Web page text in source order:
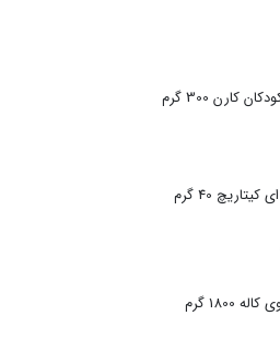
کارن 300 گرم
40 گرم
1800 گرم